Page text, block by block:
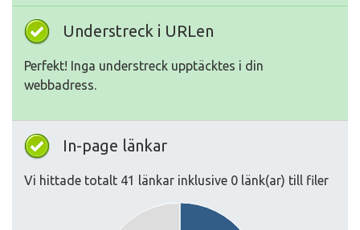
Understreck i URLen
Perfekt! Inga understreck upptäcktes i din
webbadress.
In-page länkar
Vi hittade totalt 41 länkar inklusive 0 länk(ar) till filer